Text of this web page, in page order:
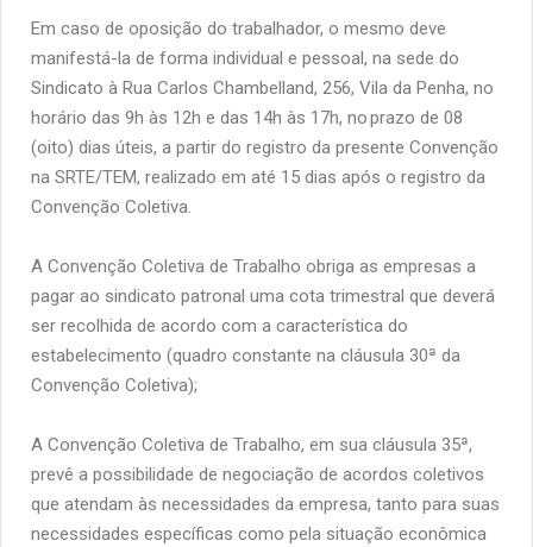
Em caso de oposição do trabalhador, o mesmo deve
manifestá-la de forma individual e pessoal, na sede do
Sindicato à Rua Carlos Chambelland, 256, Vila da Penha, no
horário das 9h às 12h e das 14h às 17h, noprazo de 08
(oito) dias úteis, a partir do registro da presente Convenção
na SRTE/TEM, realizado em até 15 dias após o registro da
Convenção Coletiva.
A Convenção Coletiva de Trabalho obriga as empresas a
pagar ao sindicato patronal uma cota trimestral que deverá
ser recolhida de acordo com a característica do
estabelecimento (quadro constante na cláusula 30ª da
Convenção Coletiva);
A Convenção Coletiva de Trabalho, em sua cláusula 35ª,
prevê a possibilidade de negociação de acordos coletivos
que atendam às necessidades da empresa, tanto para suas
necessidades específicas como pela situação econômica